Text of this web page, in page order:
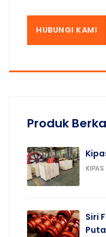
HUBUNGI KAMI
Produk
KIPAS
Siri